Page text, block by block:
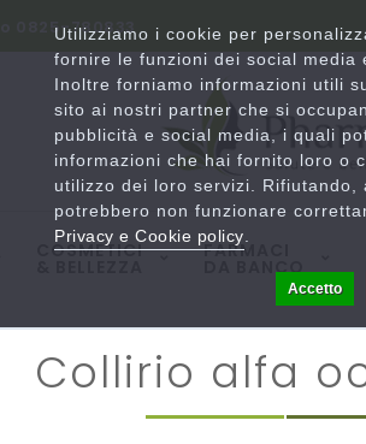
0825-780833
COSMETICI FARMACI
DA BANCO
collirio alfa
Utilizziamo i cookie per
fornire le funzioni dei social media
Inoltre forniamo informazioni utili
sito ai nostri partner che si
pubblicità e social media, i quali
informazioni che hai fornito loro o
utilizzo dei loro servizi. Rifiutando,
potrebbero non funzionare
Privacy e Cookie policy
Accetto